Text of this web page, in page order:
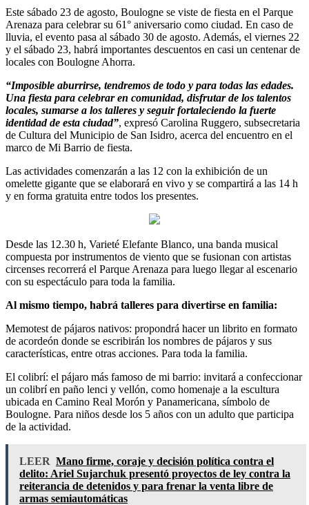
Este sábado 23 de agosto, Boulogne se viste de fiesta en el Parque
Arenaza para celebrar su 61° aniversario como ciudad. En caso de
lluvia, el evento pasa al sábado 30 de agosto. Además, el viernes 22
y el sábado 23, habrá importantes descuentos en casi un centenar de
locales con Boulogne Ahorra.
“Imposible aburrirse, tendremos de todo y para todas las edades.
Una fiesta para celebrar en comunidad, disfrutar de los talentos
locales, sumarse a los talleres y seguir fortaleciendo la fuerte
identidad de esta ciudad”, expresó Carolina Ruggero, subsecretaria
de Cultura del Municipio de San Isidro, acerca del encuentro en el
marco de Mi Barrio de fiesta.
Las actividades comenzarán a las 12 con la exhibición de un
omelette gigante que se elaborará en vivo y se compartirá a las 14 h
y en forma gratuita entre todos los presentes.
Desde las 12.30 h, Varieté Elefante Blanco, una banda musical
compuesta por instrumentos de viento que se fusionan con artistas
circenses recorrerá el Parque Arenaza para luego llegar al escenario
con su espectáculo para toda la familia.
Al mismo tiempo, habrá talleres para divertirse en familia:
Memotest de pájaros nativos: propondrá hacer un librito en formato
de acordeón donde se escribirán los nombres de pájaros y sus
características, entre otras acciones. Para toda la familia.
El colibrí: el pájaro más famoso de mi barrio: invitará a confeccionar
un colibrí en paño lenci y vellón, como homenaje a la escultura
ubicada en Camino Real Morón y Panamericana, símbolo de
Boulogne. Para niños desde los 5 años con un adulto que participa
de la actividad.
LEER Mano firme, coraje y decisión política contra el
delito: Ariel Sujarchuk presentó proyectos de ley contra la
reiterancia de detenidos y para frenar la venta libre de
armas semiautomáticas